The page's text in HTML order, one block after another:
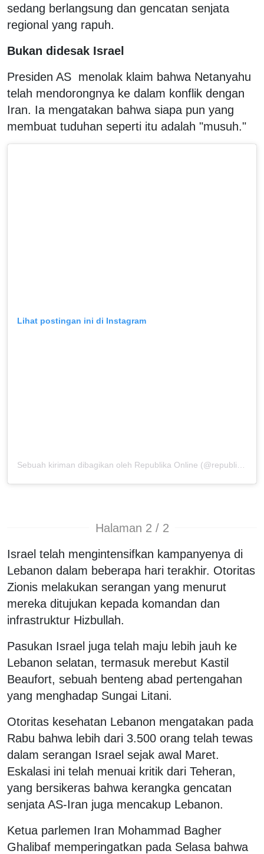
sedang berlangsung dan gencatan senjata
regional yang rapuh.
Bukan didesak Israel
Presiden AS menolak klaim bahwa Netanyahu
telah mendorongnya ke dalam konflik dengan
Iran. Ia mengatakan bahwa siapa pun yang
membuat tuduhan seperti itu adalah "musuh."
Lihat postingan ini di Instagram
Sebuah kiriman dibagikan oleh Republika Online (@republikaonline)
Halaman 2 / 2
Israel telah mengintensifkan kampanyenya di
Lebanon dalam beberapa hari terakhir. Otoritas
Zionis melakukan serangan yang menurut
mereka ditujukan kepada komandan dan
infrastruktur Hizbullah.
Pasukan Israel juga telah maju lebih jauh ke
Lebanon selatan, termasuk merebut Kastil
Beaufort, sebuah benteng abad pertengahan
yang menghadap Sungai Litani.
Otoritas kesehatan Lebanon mengatakan pada
Rabu bahwa lebih dari 3.500 orang telah tewas
dalam serangan Israel sejak awal Maret.
Eskalasi ini telah menuai kritik dari Teheran,
yang bersikeras bahwa kerangka gencatan
senjata AS-Iran juga mencakup Lebanon.
Ketua parlemen Iran Mohammad Bagher
Ghalibaf memperingatkan pada Selasa bahwa